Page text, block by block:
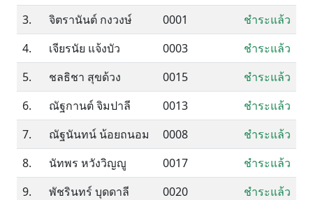
3.
จิตรานันต์ กงวงษ์ 0001
ชำระแล้ว
4.
เจียรนัย แจ้งบัว 0003
ชำระแล้ว
5.
ชลธิชา สุขด้วง 0015
ชำระแล้ว
6.
ณัฐกานต์ จิมปาลี 0013
ชำระแล้ว
7.
ณัฐนันทน์ น้อยถนอม 0008
ชำระแล้ว
8.
นัทพร หวังวิญญู 0017
ชำระแล้ว
9.
พัชรินทร์ บุดดาลี 0020
ชำระแล้ว